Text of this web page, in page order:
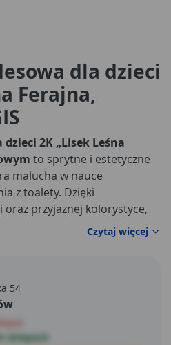
dla dzieci
Ferajna,
2K „Lisek Leśna
to sprytne i estetyczne
malucha w nauce
z toalety. Dzięki
przyjaznej kolorystyce,
toaletę dorosłych w
dla dziecka. Neutralny
jednocześnie przyjazny i
Czytaj więcej
54